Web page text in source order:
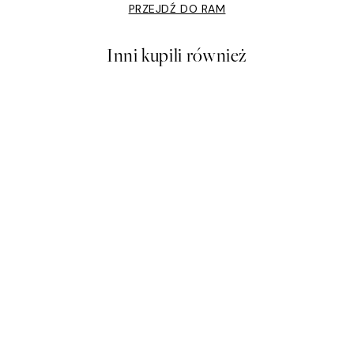
PRZEJDŹ DO RAM
Inni kupili również